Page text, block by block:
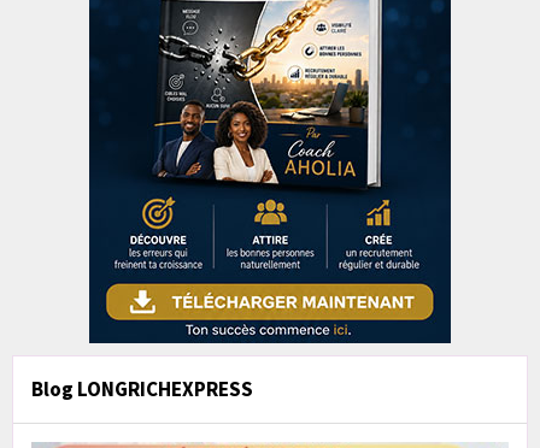
Blog LONGRICHEXPRESS